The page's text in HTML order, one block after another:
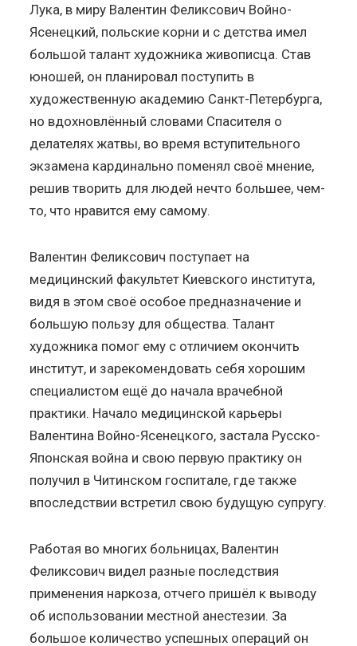
Лука, в миру Валентин Феликсович Войно-
Ясенецкий, польские корни и с детства имел
большой талант художника живописца. Став
юношей, он планировал поступить в
художественную академию Санкт-Петербурга,
но вдохновлённый словами Спасителя о
делателях жатвы, во время вступительного
экзамена кардинально поменял своё мнение,
решив творить для людей нечто большее, чем-
то, что нравится ему самому.
Валентин Феликсович поступает на
медицинский факультет Киевского института,
видя в этом своё особое предназначение и
большую пользу для общества. Талант
художника помог ему с отличием окончить
институт, и зарекомендовать себя хорошим
специалистом ещё до начала врачебной
практики. Начало медицинской карьеры
Валентина Войно-Ясенецкого, застала Русско-
Японская война и свою первую практику он
получил в Читинском госпитале, где также
впоследствии встретил свою будущую супругу.
Работая во многих больницах, Валентин
Феликсович видел разные последствия
применения наркоза, отчего пришёл к выводу
об использовании местной анестезии. За
большое количество успешных операций он